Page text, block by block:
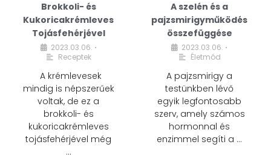
Brokkoli- és
Kukoricakrémleves
Tojásfehérjével
2023.03.06. •
Receptek
A krémlevesek
mindig is népszerűek
voltak, de ez a
brokkoli- és
kukoricakrémleves
tojásfehérjével még
…
A szelén és a
pajzsmirigyműködés
összefüggése
2023.03.06. •
Életmód
A pajzsmirigy a
testünkben lévő
egyik legfontosabb
szerv, amely számos
hormonnal és
enzimmel segíti a …